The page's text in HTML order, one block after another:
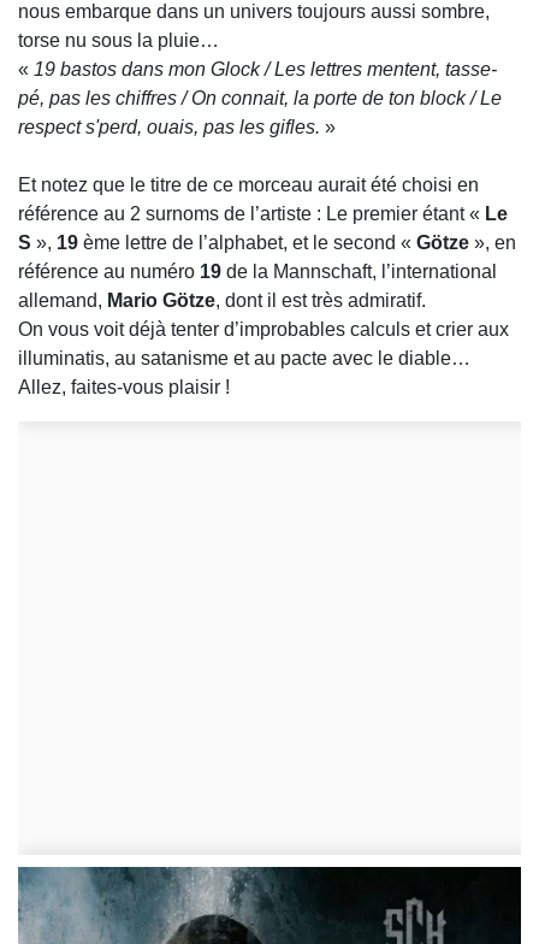
nous embarque dans un univers toujours aussi sombre,
torse nu sous la pluie…
« 19 bastos dans mon Glock / Les lettres mentent, tasse-
pé, pas les chiffres / On connait, la porte de ton block / Le
respect s'perd, ouais, pas les gifles. »
Et notez que le titre de ce morceau aurait été choisi en
référence au 2 surnoms de l’artiste : Le premier étant « Le
S », 19 ème lettre de l’alphabet, et le second « Götze », en
référence au numéro 19 de la Mannschaft, l’international
allemand, Mario Götze, dont il est très admiratif.
On vous voit déjà tenter d’improbables calculs et crier aux
illuminatis, au satanisme et au pacte avec le diable…
Allez, faites-vous plaisir !